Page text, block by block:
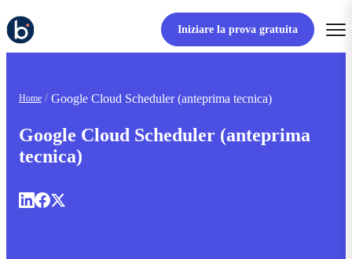
Iniziare la prova gratuita
Home Google Cloud Scheduler (anteprima tecnica)
Google Cloud Scheduler (anteprima
tecnica)